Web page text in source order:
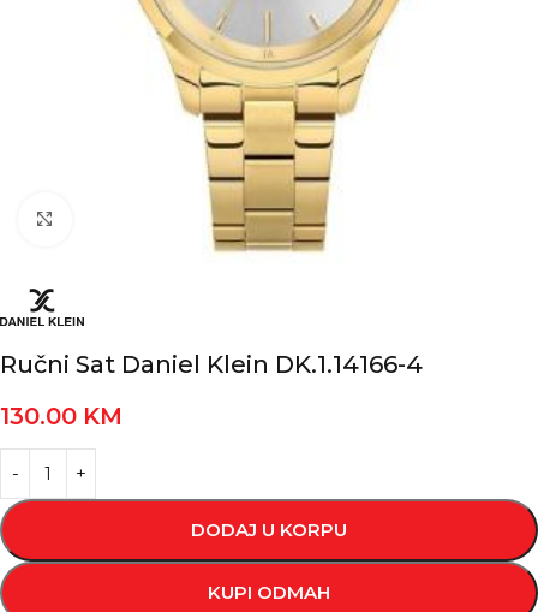
Kliknite za povećanje
Ručni Sat Daniel Klein DK.1.14166-4
130.00 KM
DODAJ U KORPU
KUPI ODMAH